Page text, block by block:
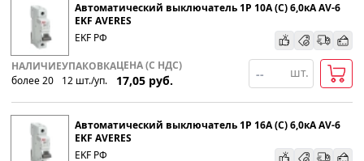
Возрастанию цены
Убыванию цены
Автоматический выключатель 1P 10А (С) 6,0кА AV-6
EKF AVERES
EKF РФ
НАЛИЧИЕ
более 20
УПАКОВКА
12 шт./уп.
ЦЕНА (С НДС)
17,05 руб.
шт.
Автоматический выключатель 1P 16А (С) 6,0кА AV-6
EKF AVERES
EKF РФ